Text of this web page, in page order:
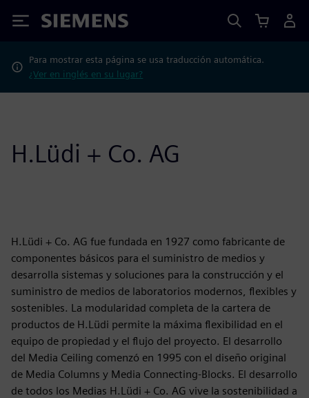
Siemens
Para mostrar esta página se usa traducción automática.
¿Ver en inglés en su lugar?
H.Lüdi + Co. AG
H.Lüdi + Co. AG fue fundada en 1927 como fabricante de
componentes básicos para el suministro de medios y
desarrolla sistemas y soluciones para la construcción y el
suministro de medios de laboratorios modernos, flexibles y
sostenibles. La modularidad completa de la cartera de
productos de H.Lüdi permite la máxima flexibilidad en el
equipo de propiedad y el flujo del proyecto. El desarrollo
del Media Ceiling comenzó en 1995 con el diseño original
de Media Columns y Media Connecting-Blocks. El desarrollo
de todos los Medias H.Lüdi + Co. AG vive la sostenibilidad a